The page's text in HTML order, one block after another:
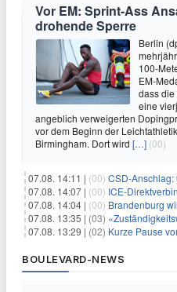
Vor EM: Sprint-Ass
drohende Sperre
Berlin
100-
EM-
dass
eine
angeblich verweigerten
vor dem Beginn der
Birmingham. Dort wird […] (00)
07.08. 14:11 | (00) CSD-Anschlag:
07.08. 14:07 | (00) ICE-
07.08. 14:04 | (00) Brandenburg will
07.08. 13:35 | (03)
07.08. 13:29 | (02) Kurze Pause vor
BOULEVARD-NEWS